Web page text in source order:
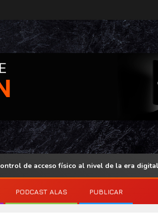
de acceso físico al nivel de la era digital
PODCAST ALAS PUBLICAR